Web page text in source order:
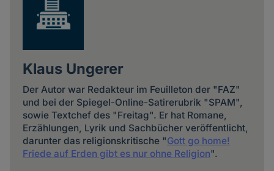
Klaus Ungerer
Der Autor war Redakteur im Feuilleton der "FAZ"
und bei der Spiegel-Online-Satirerubrik "SPAM",
sowie Textchef des "Freitag". Er hat Romane,
Erzählungen, Lyrik und Sachbücher veröffentlicht,
darunter das religionskritische "Gott go home!
Friede auf Erden gibt es nur ohne Religion".